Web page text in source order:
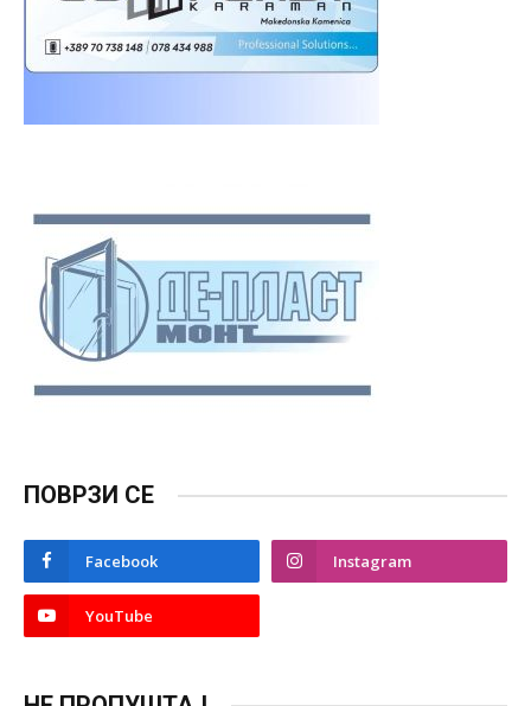
ПОВРЗИ СЕ
Facebook Instagram
YouTube